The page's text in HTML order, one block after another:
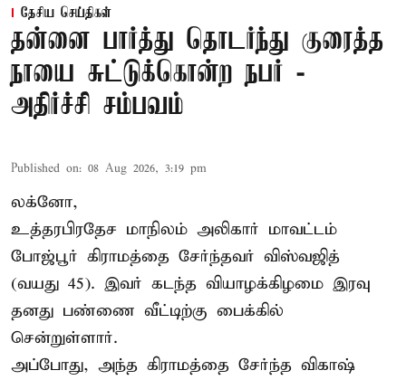
தேசிய செய்திகள்
தன்னை பார்த்து தொடர்ந்து குரைத்த
நாயை சுட்டுக்கொன்ற நபர் -
அதிர்ச்சி சம்பவம்
Published on: 08 Aug 2026, 3:19 pm
லக்னோ,
உத்தரபிரதேச மாநிலம் அலிகார் மாவட்டம்
போஜ்பூர் கிராமத்தை சேர்ந்தவர் விஸ்வஜித்
(வயது 45). இவர் கடந்த வியாழக்கிழமை இரவு
தனது பண்ணை வீட்டிற்கு பைக்கில்
சென்றுள்ளார்.
அப்போது, அந்த கிராமத்தை சேர்ந்த விகாஷ்